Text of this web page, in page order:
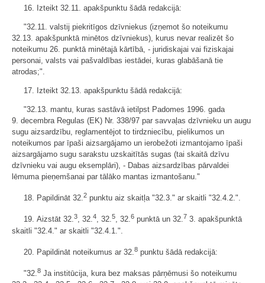
16. Izteikt 32.11. apakšpunktu šādā redakcijā:
"32.11. valstij piekritīgos dzīvniekus (izņemot šo noteikumu
32.13. apakšpunktā minētos dzīvniekus), kurus nevar realizēt šo
noteikumu 26. punktā minētajā kārtībā, - juridiskajai vai fiziskajai
personai, valsts vai pašvaldības iestādei, kuras glabāšanā tie
atrodas;".
17. Izteikt 32.13. apakšpunktu šādā redakcijā:
"32.13. mantu, kuras sastāvā ietilpst Padomes 1996. gada
9. decembra Regulas (EK) Nr. 338/97 par savvaļas dzīvnieku un augu
sugu aizsardzību, reglamentējot to tirdzniecību, pielikumos un
noteikumos par īpaši aizsargājamo un ierobežoti izmantojamo īpaši
aizsargājamo sugu sarakstu uzskaitītās sugas (tai skaitā dzīvu
dzīvnieku vai augu eksemplāri), - Dabas aizsardzības pārvaldei
lēmuma pieņemšanai par tālāko mantas izmantošanu."
18. Papildināt 32.2 punktu aiz skaitļa "32.3." ar skaitli "32.4.2.".
19. Aizstāt 32.3, 32.4, 32.5, 32.6 punktā un 32.7 3. apakšpunktā
skaitli "32.4." ar skaitli "32.4.1.".
20. Papildināt noteikumus ar 32. 8 punktu šādā redakcijā:
"32.8 Ja institūcija, kura bez maksas pārņēmusi šo noteikumu